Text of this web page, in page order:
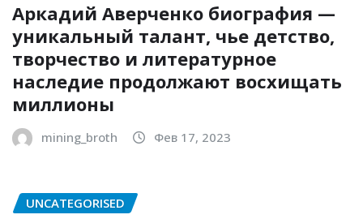
Аркадий Аверченко биография —
уникальный талант, чье детство,
творчество и литературное
наследие продолжают восхищать
миллионы
mining_broth Фев 17, 2023
UNCATEGORISED